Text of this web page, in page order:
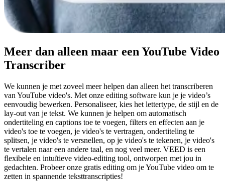
Meer dan alleen maar een YouTube Video
Transcriber
We kunnen je met zoveel meer helpen dan alleen het transcriberen
van YouTube video's. Met onze editing software kun je je video’s
eenvoudig bewerken. Personaliseer, kies het lettertype, de stijl en de
lay-out van je tekst. We kunnen je helpen om automatisch
ondertiteling en captions toe te voegen, filters en effecten aan je
video's toe te voegen, je video's te vertragen, ondertiteling te
splitsen, je video's te versnellen, op je video's te tekenen, je video's
te vertalen naar een andere taal, en nog veel meer. VEED is een
flexibele en intuïtieve video-editing tool, ontworpen met jou in
gedachten. Probeer onze gratis editing om je YouTube video om te
zetten in spannende teksttranscripties!